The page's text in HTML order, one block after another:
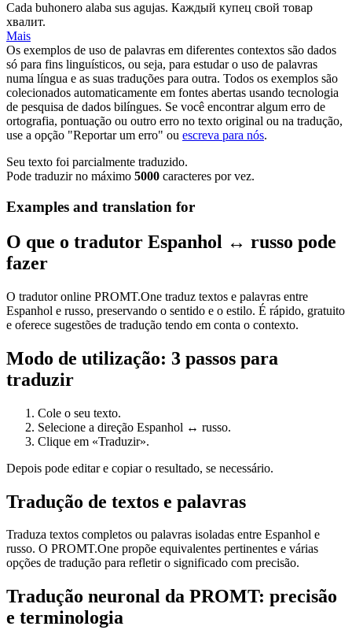
Cada buhonero alaba sus agujas. Каждый купец свой товар
хвалит.
Mais
Os exemplos de uso de palavras em diferentes contextos são dados
só para fins linguísticos, ou seja, para estudar o uso de palavras
numa língua e as suas traduções para outra. Todos os exemplos são
colecionados automaticamente em fontes abertas usando tecnologia
de pesquisa de dados bilíngues. Se você encontrar algum erro de
ortografia, pontuação ou outro erro no texto original ou na tradução,
use a opção "Reportar um erro" ou escreva para nós.
Seu texto foi parcialmente traduzido.
Pode traduzir no máximo 5000 caracteres por vez.
Examples and translation for
O que o tradutor Espanhol ↔ russo pode
fazer
O tradutor online PROMT.One traduz textos e palavras entre
Espanhol e russo, preservando o sentido e o estilo. É rápido, gratuito
e oferece sugestões de tradução tendo em conta o contexto.
Modo de utilização: 3 passos para
traduzir
Cole o seu texto.
Selecione a direção Espanhol ↔ russo.
Clique em «Traduzir».
Depois pode editar e copiar o resultado, se necessário.
Tradução de textos e palavras
Traduza textos completos ou palavras isoladas entre Espanhol e
russo. O PROMT.One propõe equivalentes pertinentes e várias
opções de tradução para refletir o significado com precisão.
Tradução neuronal da PROMT: precisão
e terminologia